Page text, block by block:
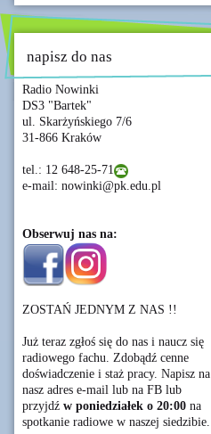
napisz do nas
Radio Nowinki
DS3 "Bartek"
ul. Skarżyńskiego 7/6
31-866 Kraków
tel.: 12 648-25-71
e-mail: nowinki@pk.edu.pl
Obserwuj nas na:
ZOSTAŃ JEDNYM Z NAS !!
Już teraz zgłoś się do nas i naucz się
radiowego fachu. Zdobądź cenne
doświadczenie i staż pracy. Napisz na
nasz adres e-mail lub na FB lub
przyjdź w poniedziałek o 20:00 na
spotkanie radiowe w naszej siedzibie.